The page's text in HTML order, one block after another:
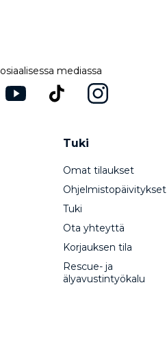
mediassa
Tuki
Omat tilaukset
Ohjelmistopäivitykset
Tuki
Ota yhteyttä
Korjauksen tila
Rescue- ja
älyavustintyökalu